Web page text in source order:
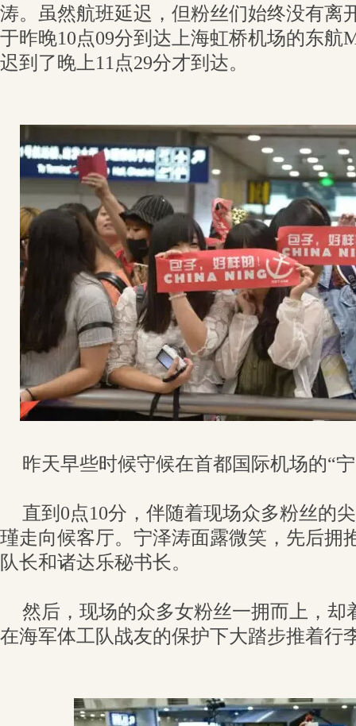
涛。虽然航班延迟，但粉丝们始终没有离
于昨晚10点09分到达上海虹桥机场的东航
迟到了晚上11点29分才到达。
昨天早些时候守候在首都国际机场的“
直到0点10分，伴随着现场众多粉丝的
瑾走向候客厅。宁泽涛面露微笑，先后拥
队长和诸达乐秘书长。
然后，现场的众多女粉丝一拥而上，却
在海军体工队战友的保护下大踏步推着行